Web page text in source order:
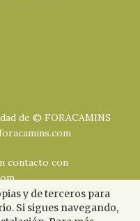
de © FORACAMINS
contacto con
y de terceros para
Si sigues navegando,